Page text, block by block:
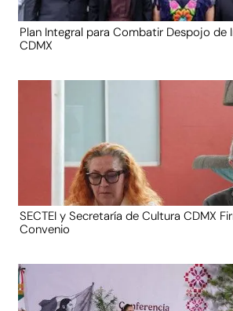
Plan Integral para Combatir Despojo de
CDMX
SECTEI y Secretaría de Cultura CDMX
Convenio